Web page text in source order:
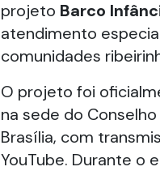
projeto Barco
atendimento
comunidades
O projeto foi
na sede do
Brasília, com
YouTube. Durante o